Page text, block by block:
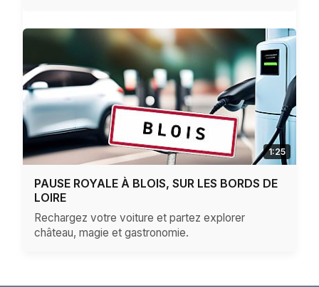
1:25
PAUSE ROYALE À BLOIS, SUR LES BORDS DE
LOIRE
Rechargez votre voiture et partez explorer
château, magie et gastronomie.